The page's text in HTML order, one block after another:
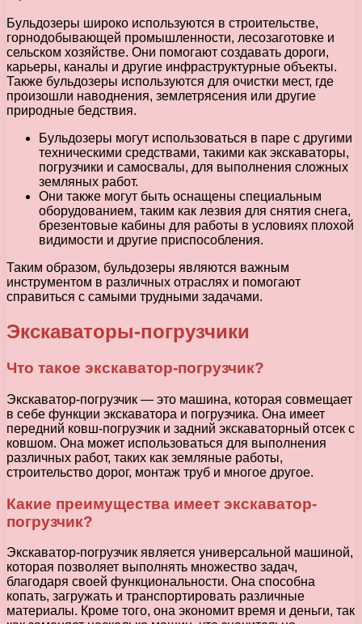
Бульдозеры широко используются в строительстве,
горнодобывающей промышленности, лесозаготовке и
сельском хозяйстве. Они помогают создавать дороги,
карьеры, каналы и другие инфраструктурные объекты.
Также бульдозеры используются для очистки мест, где
произошли наводнения, землетрясения или другие
природные бедствия.
Бульдозеры могут использоваться в паре с другими
техническими средствами, такими как экскаваторы,
погрузчики и самосвалы, для выполнения сложных
земляных работ.
Они также могут быть оснащены специальным
оборудованием, таким как лезвия для снятия снега,
брезентовые кабины для работы в условиях плохой
видимости и другие приспособления.
Таким образом, бульдозеры являются важным
инструментом в различных отраслях и помогают
справиться с самыми трудными задачами.
Экскаваторы-погрузчики
Что такое экскаватор-погрузчик?
Экскаватор-погрузчик — это машина, которая совмещает
в себе функции экскаватора и погрузчика. Она имеет
передний ковш-погрузчик и задний экскаваторный отсек с
ковшом. Она может использоваться для выполнения
различных работ, таких как земляные работы,
строительство дорог, монтаж труб и многое другое.
Какие преимущества имеет экскаватор-
погрузчик?
Экскаватор-погрузчик является универсальной машиной,
которая позволяет выполнять множество задач,
благодаря своей функциональности. Она способна
копать, загружать и транспортировать различные
материалы. Кроме того, она экономит время и деньги, так